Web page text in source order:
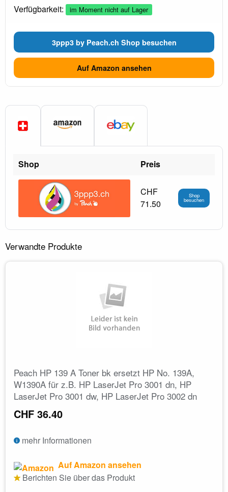
Verfügbarkeit:
im Moment nicht auf Lager
3ppp3 by Peach.ch Shop besuchen
Auf Amazon ansehen
Shop Preis
CHF
71.50
Shop
besuchen
Verwandte Produkte
Peach HP 139 A Toner bk ersetzt HP No. 139A,
W1390A für z.B. HP LaserJet Pro 3001 dn, HP
LaserJet Pro 3001 dw, HP LaserJet Pro 3002 dn
CHF 36.40
mehr Informationen
Auf Amazon ansehen
Berichten Sie über das Produkt